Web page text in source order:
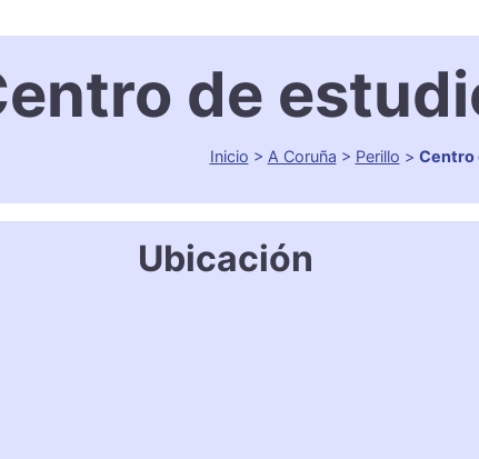
de
Inicio > A Coruña > Perillo > Centro
Ubicación